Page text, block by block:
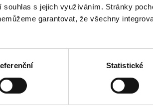
s jejich využíváním. Stránky
garantovat, že všechny
Statistické